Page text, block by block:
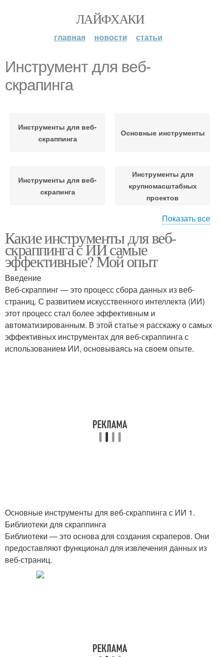
ЛАЙФХАКИ
главная новости статьи
Инструмент для веб-
скрапинга
Инструменты для веб-
скраппинга
Основные инструменты
Инструменты для веб-
скрапинга
Инструменты для
крупномасштабных
проектов
сравнению
Инструмент для веб-
скраппинга
Современные
инструменты
Бесплатные
инструменты
Инструмент для
автомобиля
Удобные инструменты
Показать все
Какие инструменты для веб-
скраппинга с ИИ самые
эффективные? Мой опыт
Введение
Веб-скраппинг — это процесс сбора данных из веб-
страниц. С развитием искусственного интеллекта (ИИ)
этот процесс стал более эффективным и
автоматизированным. В этой статье я расскажу о самых
эффективных инструментах для веб-скраппинга с
использованием ИИ, основываясь на своем опыте.
Основные инструменты для веб-скраппинга с ИИ 1.
Библиотеки для скраппинга
Библиотеки — это основа для создания скраперов. Они
предоставляют функционал для извлечения данных из
веб-страниц.